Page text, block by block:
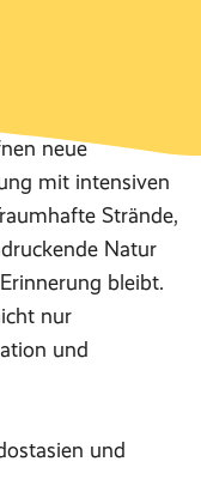
neue
mit intensiven
Strände,
Natur
bleibt.
nur
und
und